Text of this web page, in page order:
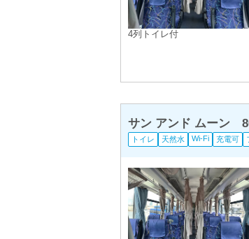
4列トイレ付
サン アンド ムーン
トイレ 天然水 Wi-Fi 充電可